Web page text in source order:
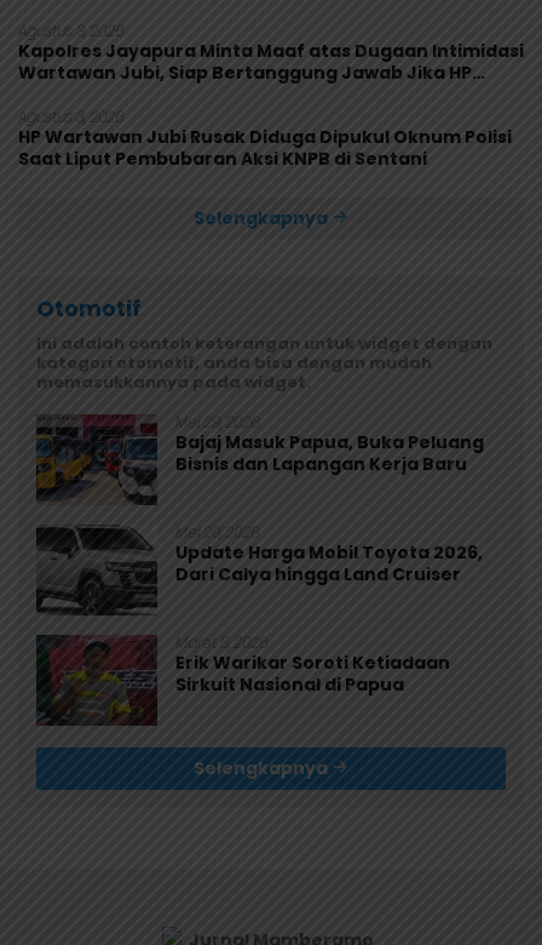
Agustus 3, 2026
Kapolres Jayapura Minta Maaf atas Dugaan Intimidasi
Wartawan Jubi, Siap Bertanggung Jawab Jika HP
Agustus 3, 2026
HP Wartawan Jubi Rusak Diduga Dipukul Oknum Polisi
Saat Liput Pembubaran Aksi KNPB di Sentani
Selengkapnya
Otomotif
Ini adalah contoh keterangan untuk widget dengan
kategori otomotif, anda bisa dengan mudah
memasukkannya pada widget.
Mei 29, 2026
Bajaj Masuk Papua, Buka Peluang
Bisnis dan Lapangan Kerja Baru
Mei 29, 2026
Update Harga Mobil Toyota 2026,
Dari Calya hingga Land Cruiser
Maret 5, 2026
Erik Warikar Soroti Ketiadaan
Sirkuit Nasional di Papua
Selengkapnya